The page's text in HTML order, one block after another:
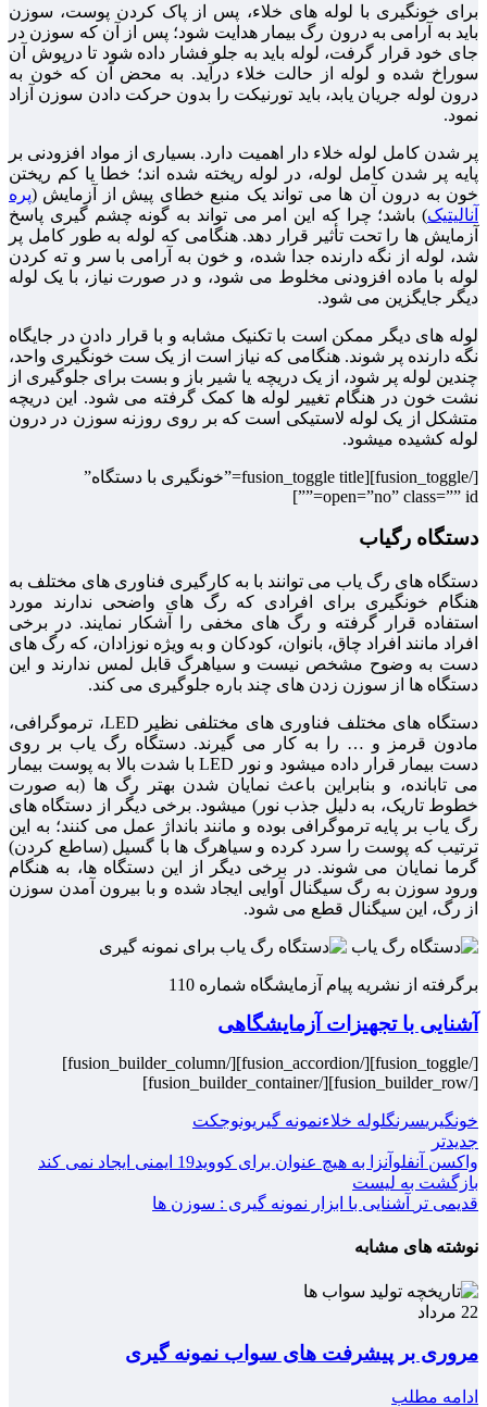
برای خونگیری با لوله های خلاء، پس از پاک کردن پوست، سوزن
باید به آرامی به درون رگ بیمار هدایت شود؛ پس از آن که سوزن در
جای خود قرار گرفت، لوله باید به جلو فشار داده شود تا درپوش آن
سوراخ شده و لوله از حالت خلاء درآید. به محض آن که خون به
درون لوله جریان یابد، باید تورنیکت را بدون حرکت دادن سوزن آزاد
نمود.
پر شدن کامل لوله خلاء دار اهمیت دارد. بسیاری از مواد افزودنی بر
پایه پر شدن کامل لوله، در لوله ریخته شده اند؛ خطا یا کم ریختن
خون به درون آن ها می تواند یک منبع خطای پیش از آزمایش (پره
آنالیتیک) باشد؛ چرا که این امر می تواند به گونه چشم گیری پاسخ
آزمایش ها را تحت تأثیر قرار دهد. هنگامی که لوله به طور کامل پر
شد، لوله از نگه دارنده جدا شده، و خون به آرامی با سر و ته کردن
لوله با ماده افزودنی مخلوط می شود، و در صورت نیاز، با یک لوله
دیگر جایگزین می شود.
لوله های دیگر ممکن است با تکنیک مشابه و با قرار دادن در جایگاه
نگه دارنده پر شوند. هنگامی که نیاز است از یک ست خونگیری واحد،
چندین لوله پر شود، از یک دریچه یا شیر باز و بست برای جلوگیری از
نشت خون در هنگام تغییر لوله ها کمک گرفته می شود. این دریچه
متشکل از یک لوله لاستیکی است که بر روی روزنه سوزن در درون
لوله کشیده میشود.
[/fusion_toggle][fusion_toggle title=”خونگیری با دستگاه”
open=”no” class=”” id=””]
دستگاه رگیاب
دستگاه های رگ یاب می توانند با به کارگیری فناوری های مختلف به
هنگام خونگیری برای افرادی که رگ های واضحی ندارند مورد
استفاده قرار گرفته و رگ های مخفی را آشکار نمایند. در برخی
افراد مانند افراد چاق، بانوان، کودکان و به ویژه نوزادان، که رگ های
دست به وضوح مشخص نیست و سیاهرگ قابل لمس ندارند و این
دستگاه ها از سوزن زدن های چند باره جلوگیری می کند.
دستگاه های مختلف فناوری های مختلفی نظیر LED، ترموگرافی،
مادون قرمز و … را به کار می گیرند. دستگاه رگ یاب بر روی
دست بیمار قرار داده میشود و نور LED با شدت بالا به پوست بیمار
می تابانده، و بنابراین باعث نمایان شدن بهتر رگ ها (به صورت
خطوط تاریک، به دلیل جذب نور) میشود. برخی دیگر از دستگاه های
رگ یاب بر پایه ترموگرافی بوده و مانند بانداژ عمل می کنند؛ به این
ترتیب که پوست را سرد کرده و سیاهرگ ها با گسیل (ساطع کردن)
گرما نمایان می شوند. در برخی دیگر از این دستگاه ها، به هنگام
ورود سوزن به رگ سیگنال آوایی ایجاد شده و با بیرون آمدن سوزن
از رگ، این سیگنال قطع می شود.
برگرفته از نشریه پیام آزمایشگاه شماره 110
آشنایی با تجهیزات آزمایشگاهی
[/fusion_toggle][/fusion_accordion][/fusion_builder_column]
[/fusion_builder_row][/fusion_builder_container]
خونگیریسرنگلوله خلاءنمونه گیریونوجکت
جدیدتر
واکسن آنفلوآنزا به هیچ عنوان برای کووید19 ایمنی ایجاد نمی کند
بازگشت به لیست
قدیمی تر
آشنایی با ابزار نمونه گیری : سوزن ها
نوشته های مشابه
22 مرداد
مروری بر پیشرفت های سواب نمونه گیری
ادامه مطلب